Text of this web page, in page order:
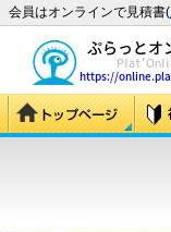
会員はオンラインで見積書(